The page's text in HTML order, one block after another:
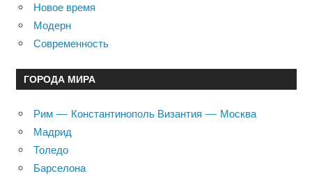
Новое время
Модерн
Современность
ГОРОДА МИРА
Рим — Константинополь Византия — Москва
Мадрид
Толедо
Барселона